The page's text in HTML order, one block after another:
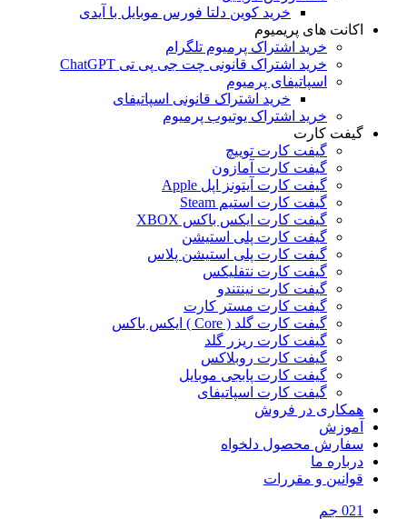
خرید کوین دلتا فورس موبایل با آیدی
اکانت های پریمیوم
خرید اشتراک پرمیوم تلگرام
خرید اشتراک قانونی چت جی پی تی ChatGPT
اسپاتیفای پرمیوم
خرید اشتراک قانونی اسپاتیفای
خرید اشتراک یوتیوب پرمیوم
گیفت کارت
گیفت کارت توییچ
گیفت کارت آمازون
گیفت کارت آیتونز اپل Apple
گیفت کارت استیم Steam
گیفت کارت ایکس باکس XBOX
گیفت کارت پلی استیشن
گیفت کارت پلی استیشن پلاس
گیفت کارت نتفلیکس
گیفت کارت نینتندو
گیفت کارت مستر کارت
گیفت کارت گلد ( Core ) ایکس باکس
گیفت کارت ریزر گلد
گیفت کارت روبلاکس
گیفت کارت پابجی موبایل
گیفت کارت اسپاتیفای
همکاری در فروش
آموزش
سفارش محصول دلخواه
درباره ما
قوانین و مقررات
021 جم